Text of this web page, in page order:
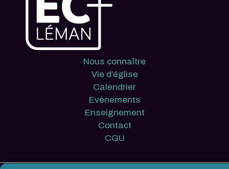
Nous connaître
Vie d’église
Calendrier
Evènements
Enseignement
Contact
CGU